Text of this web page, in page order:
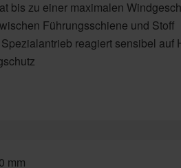
bis zu einer maximalen
Führungsschiene und Stoff
reagiert sensibel
mm